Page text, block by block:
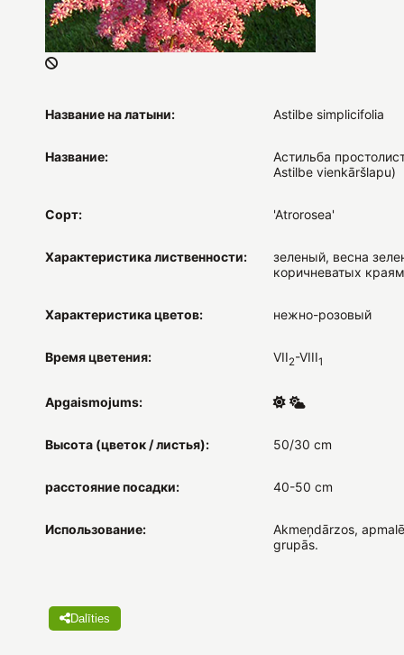
Название на латыни: Astilbe simplicifolia
Название:
Астильба
Astilbe vienkāršlapu)
Сорт: 'Atrorosea'
Характеристика лиственности:
зеленый, весна
коричневатых
Характеристика цветов: нежно-розовый
Время цветения: VII2-VIII1
Apgaismojums:
Высота (цветок / листья): 50/30 cm
расстояние посадки: 40-50 cm
Использование:
Akmeņdārzos,
grupās.
Dalīties